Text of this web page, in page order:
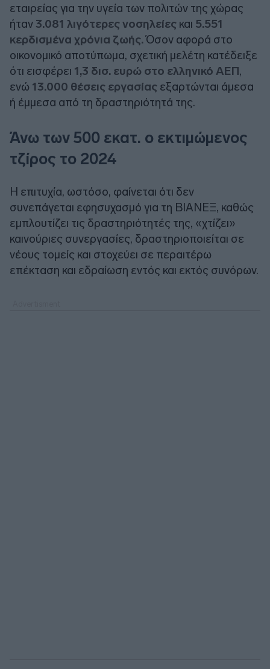
εταιρείας για την υγεία των πολιτών της χώρας
ήταν 3.081 λιγότερες νοσηλείες και 5.551
κερδισμένα χρόνια ζωής.Όσον αφορά στο
οικονομικό αποτύπωμα, σχετική μελέτη κατέδειξε
ότι εισφέρει 1,3 δισ. ευρώ στο ελληνικό ΑΕΠ,
ενώ 13.000 θέσεις εργασίας εξαρτώνται άμεσα
ή έμμεσα από τη δραστηριότητά της.
Άνω των 500 εκατ. ο εκτιμώμενος
τζίρος το 2024
Η επιτυχία, ωστόσο, φαίνεται ότι δεν
συνεπάγεται εφησυχασμό για τη ΒΙΑΝΕΞ, καθώς
εμπλουτίζει τις δραστηριότητές της, «χτίζει»
καινούριες συνεργασίες, δραστηριοποιείται σε
νέους τομείς και στοχεύει σε περαιτέρω
επέκταση και εδραίωση εντός και εκτός συνόρων.